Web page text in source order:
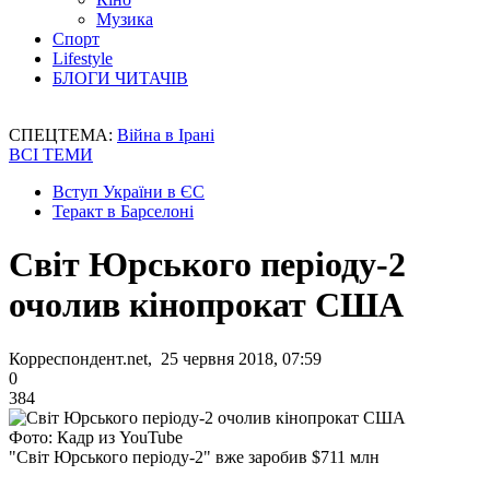
Музика
Спорт
Lifestyle
БЛОГИ ЧИТАЧІВ
СПЕЦТЕМА: Війна в Ірані
ВСІ ТЕМИ
Вступ України в ЄС
Теракт в Барселоні
Світ Юрського періоду-2
очолив кінопрокат США
Корреспондент.net, 25 червня 2018, 07:59
0
384
Фото: Кадр из YouTube
"Світ Юрського періоду-2" вже заробив $711 млн